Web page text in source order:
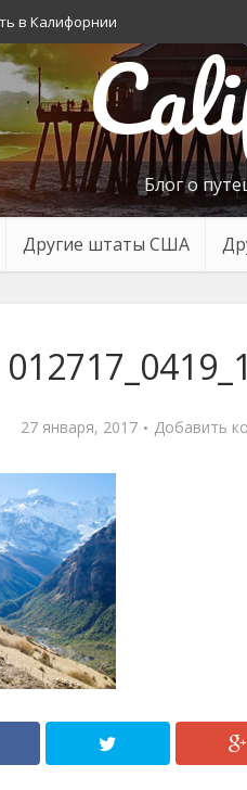
в Калифорнии
Блог о
Другие штаты США
27 января, 2017 Добавить